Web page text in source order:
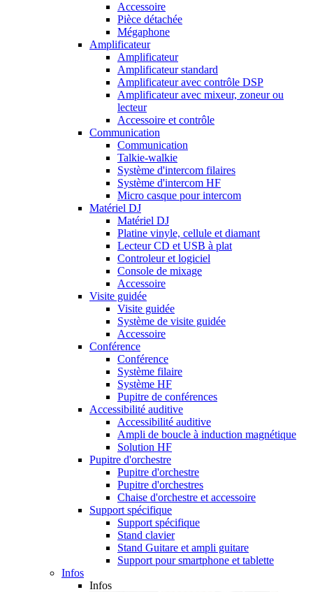
Accessoire
Pièce détachée
Mégaphone
Amplificateur
Amplificateur
Amplificateur standard
Amplificateur avec contrôle DSP
Amplificateur avec mixeur, zoneur ou
lecteur
Accessoire et contrôle
Communication
Communication
Talkie-walkie
Système d'intercom filaires
Système d'intercom HF
Micro casque pour intercom
Matériel DJ
Matériel DJ
Platine vinyle, cellule et diamant
Lecteur CD et USB à plat
Controleur et logiciel
Console de mixage
Accessoire
Visite guidée
Visite guidée
Système de visite guidée
Accessoire
Conférence
Conférence
Système filaire
Système HF
Pupitre de conférences
Accessibilité auditive
Accessibilité auditive
Ampli de boucle à induction magnétique
Solution HF
Pupitre d'orchestre
Pupitre d'orchestre
Pupitre d'orchestres
Chaise d'orchestre et accessoire
Support spécifique
Support spécifique
Stand clavier
Stand Guitare et ampli guitare
Support pour smartphone et tablette
Infos
Infos